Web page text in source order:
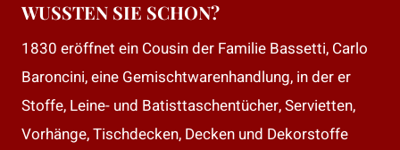
WUSSTEN SIE SCHON?
1830 eröffnet ein Cousin der Familie Bassetti, Carlo
Baroncini, eine Gemischtwarenhandlung, in der er
Stoffe, Leine- und Batisttaschentücher, Servietten,
Vorhänge, Tischdecken, Decken und Dekorstoffe